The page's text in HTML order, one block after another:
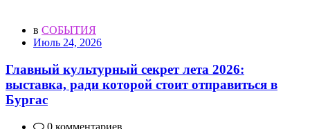
в СОБЫТИЯ
Июль 24, 2026
Главный культурный секрет лета 2026:
выставка, ради которой стоит отправиться в
Бургас
0 комментариев